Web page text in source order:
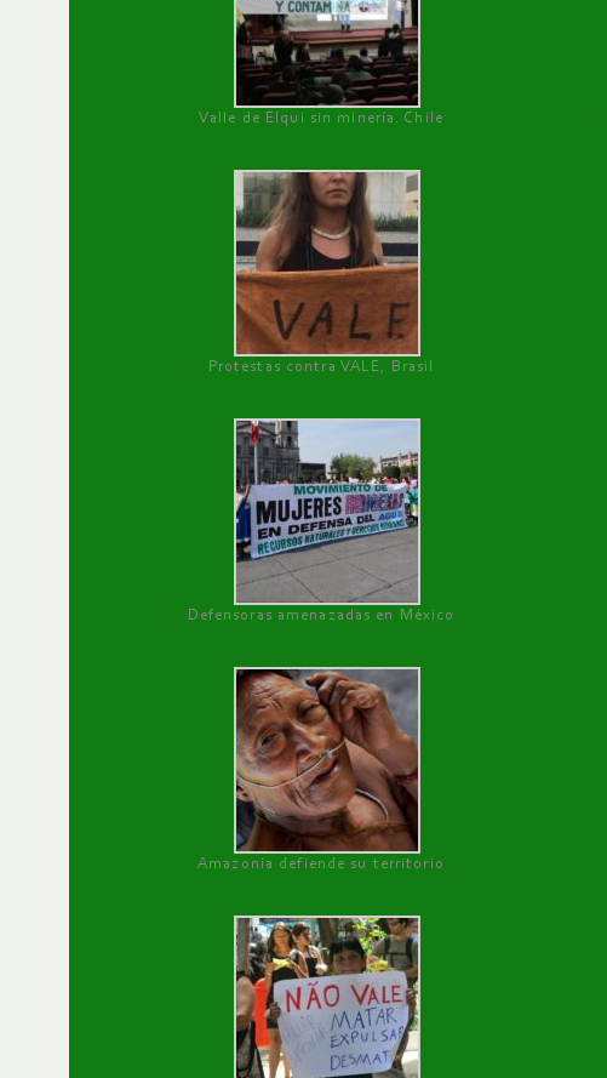
Valle de Elqui sin minería. Chile
Protestas contra VALE, Brasil
Defensoras amenazadas en México
Amazonía defiende su territorio